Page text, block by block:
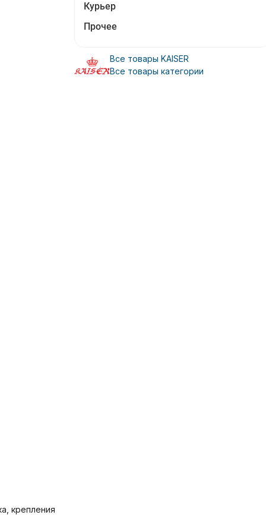
Курьер
Прочее
Все товары KAISER
Все товары категории
крепления